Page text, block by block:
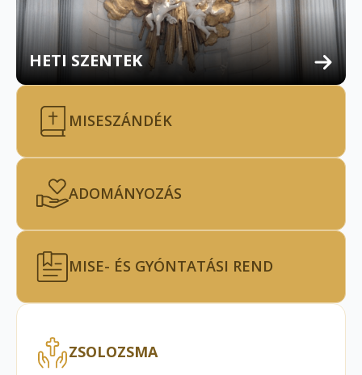
HETI SZENTEK
MISESZÁNDÉK
ADOMÁNYOZÁS
MISE- ÉS GYÓNTATÁSI REND
ZSOLOZSMA